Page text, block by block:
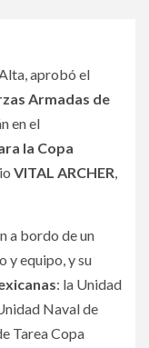
aprobó el
Armadas de
en el
la Copa
VITAL ARCHER,
a bordo de un
y equipo, y su
: la Unidad
Naval de
Tarea Copa